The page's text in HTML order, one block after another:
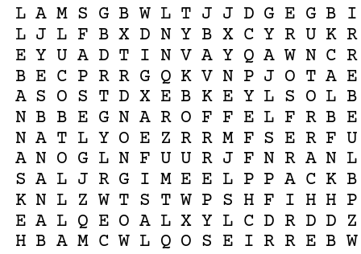
L A M S G B W L T J J D G E G B I
L J L F B X D N Y B X C Y R U K R
E Y U A D T I N V A Y Q A W N C R
B E C P R R G Q K V N P J O T A E
A S O S T D X E B K E Y L S O L B
N B B E G N A R O F F E L F R B E
N A T L Y O E Z R R M F S E R F U
A N O G L N F U U R J F N R A N L
S A L J R G I M E E L P P A C K B
K N L Z W T S T W P S H F I H H P
E A L Q E O A L X Y L C D R D D Z
H B A M C W L Q O S E I R R E B W